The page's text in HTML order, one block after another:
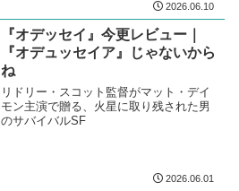
2026.06.10
『オデッセイ』今更レビュー｜
『オデュッセイア』じゃないから
ね
リドリー・スコット監督がマット・デイ
モン主演で贈る、火星に取り残された男
のサバイバルSF
2026.06.01